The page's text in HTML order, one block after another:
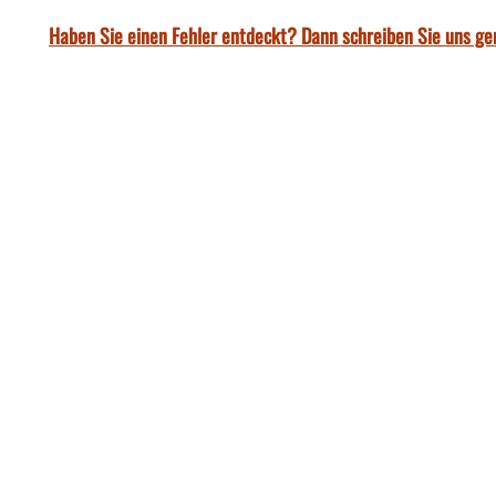
Haben Sie einen Fehler entdeckt? Dann schreiben Sie uns